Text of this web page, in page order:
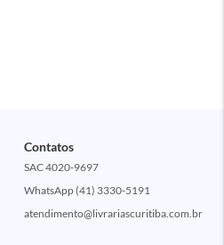
Contatos
SAC 4020-9697
WhatsApp (41) 3330-5191
atendimento@livrariascuritiba.com.br